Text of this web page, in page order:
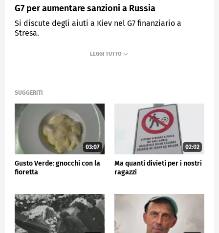
G7 per aumentare sanzioni a Russia
Si discute degli aiuti a Kiev nel G7 finanziario a
Stresa.
SUGGERITI
03:07
Gusto Verde: gnocchi con la
fioretta
02:02
Ma quanti divieti per i nostri
ragazzi